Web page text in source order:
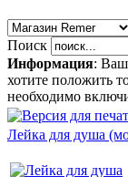
Поиск
Информация: Ваш
хотите положить
необходимо
Лейка для душа